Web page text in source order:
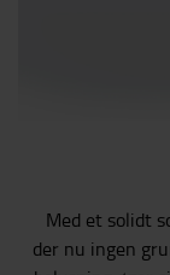
Med et solidt
der nu ingen